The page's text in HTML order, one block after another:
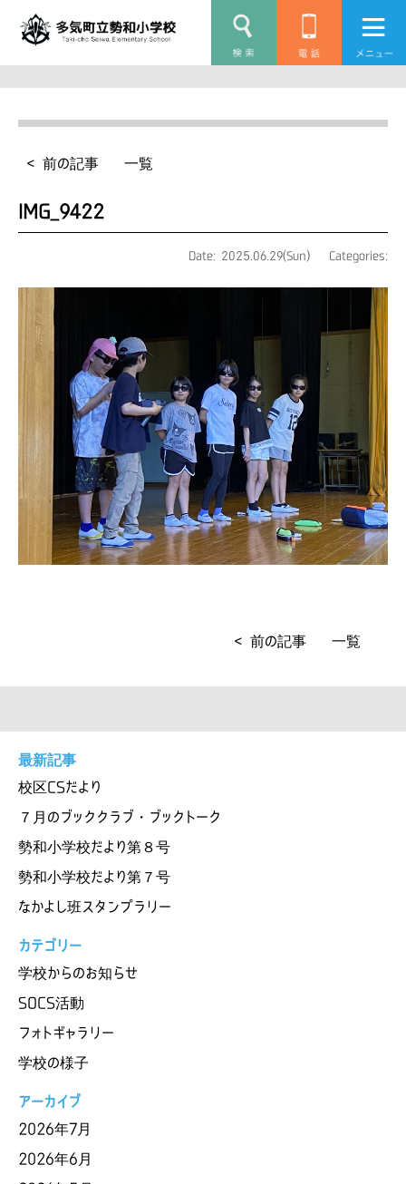
< 前の記事 一覧
IMG_9422
Date: 2025.06.29(Sun) Categories:
< 前の記事 一覧
最新記事
校区CSだより
７月のブッククラブ・ブックトーク
勢和小学校だより第８号
勢和小学校だより第７号
なかよし班スタンプラリー
カテゴリー
学校からのお知らせ
SOCS活動
フォトギャラリー
学校の様子
アーカイブ
2026年7月
2026年6月